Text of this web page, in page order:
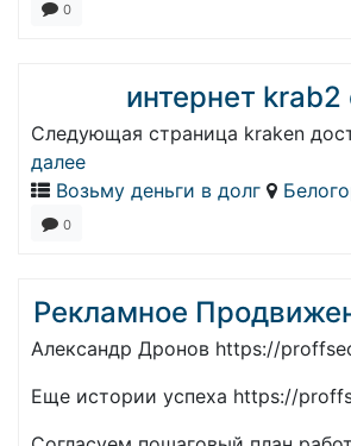
0
интернет krab2
Следующая страница kraken
далее
Возьму деньги в долг
0
Рекламное
Александр Дронов https://
Еще истории успеха https://